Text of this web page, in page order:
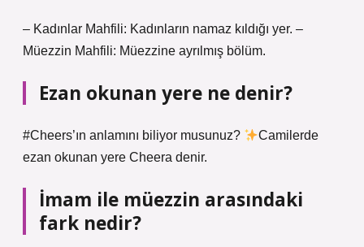
– Kadınlar Mahfili: Kadınların namaz kıldığı yer. –
Müezzin Mahfili: Müezzine ayrılmış bölüm.
Ezan okunan yere ne denir?
#Cheers’ın anlamını biliyor musunuz?
Camilerde
ezan okunan yere Cheera denir.
İmam ile müezzin arasındaki
fark nedir?